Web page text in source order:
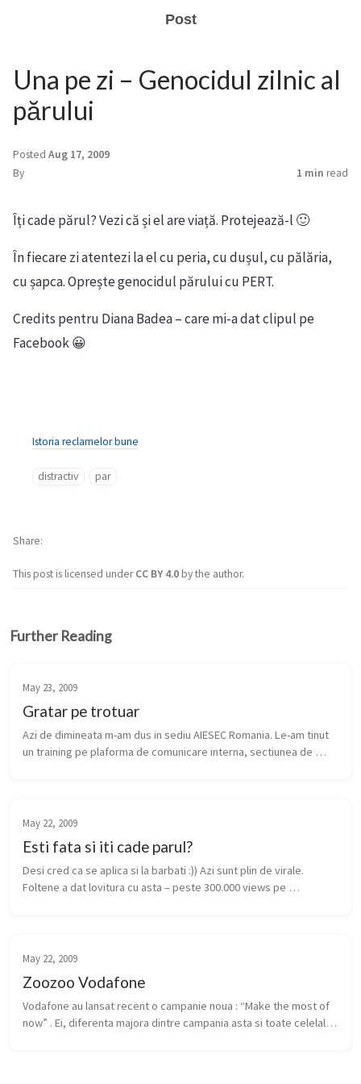
Post
Una pe zi – Genocidul zilnic al
părului
Posted Aug 17, 2009
By
1 min read
Îți cade părul? Vezi că și el are viață. Protejează-l 🙂
În fiecare zi atentezi la el cu peria, cu dușul, cu pălăria,
cu șapca. Oprește genocidul părului cu PERT.
Credits pentru Diana Badea – care mi-a dat clipul pe
Facebook 😀
Istoria reclamelor bune
distractiv par
This post is licensed underCC BY 4.0by the author.
Share
Further Reading
May 23, 2009
Gratar pe trotuar
Azi de dimineata m-am dus in sediu AIESEC Romania. Le-am tinut
un training pe plaforma de comunicare interna, sectiunea de
May 22, 2009
Esti fata si iti cade parul?
Desi cred ca se aplica si la barbati :)) Azi sunt plin de virale.
Foltene a dat lovitura cu asta – peste 300.000 views pe
May 22, 2009
Zoozoo Vodafone
Vodafone au lansat recent o campanie noua : “Make the most of
now” . Ei, diferenta majora dintre campania asta si toate celelalte